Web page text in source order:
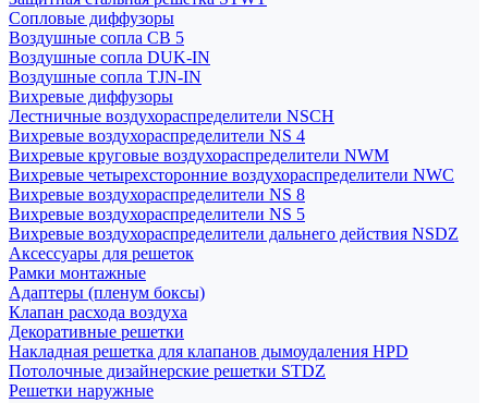
Сопловые диффузоры
Воздушные сопла СВ 5
Воздушные сопла DUK-IN
Воздушные сопла TJN-IN
Вихревые диффузоры
Лестничные воздухораспределители NSCH
Вихревые воздухораспределители NS 4
Вихревые круговые воздухораспределители NWM
Вихревые четырехсторонние воздухораспределители NWC
Вихревые воздухораспределители NS 8
Вихревые воздухораспределители NS 5
Вихревые воздухораспределители дальнего действия NSDZ
Аксессуары для решеток
Рамки монтажные
Адаптеры (пленум боксы)
Клапан расхода воздуха
Декоративные решетки
Накладная решетка для клапанов дымоудаления HPD
Потолочные дизайнерские решетки STDZ
Решетки наружные